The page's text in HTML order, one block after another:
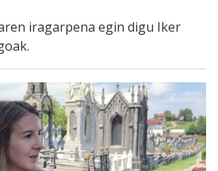
iragarpena egin digu Iker